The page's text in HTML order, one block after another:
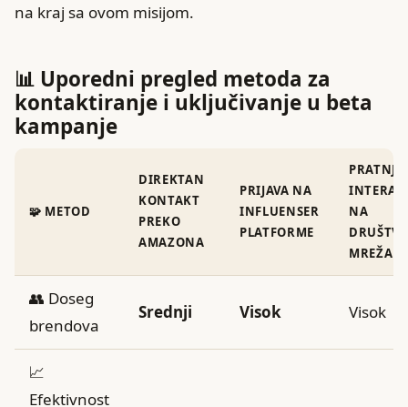
na kraj sa ovom misijom.
📊 Uporedni pregled metoda za
kontaktiranje i uključivanje u beta
kampanje
🧩 METOD
DIREKTAN
KONTAKT
PREKO
AMAZONA
PRIJAVA NA
INFLUENSER
PLATFORME
NA
👥 Doseg
brendova
Srednji Visok Visok
📈
Efektivnost